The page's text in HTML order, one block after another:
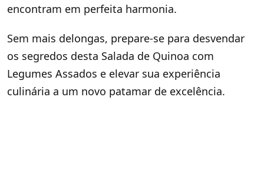
encontram em perfeita harmonia.
Sem mais delongas, prepare-se para desvendar
os segredos desta Salada de Quinoa com
Legumes Assados e elevar sua experiência
culinária a um novo patamar de excelência.